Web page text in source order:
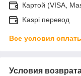
Картой (VISA,
Kaspi перевод
Все условия
Условия